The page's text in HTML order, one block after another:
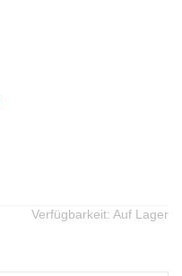
Verfügbarkeit: Auf Lager